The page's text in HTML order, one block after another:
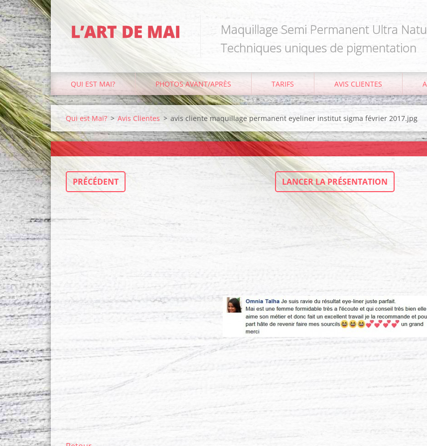
L’ART DE MAI
Maquillage Semi Permanent Ultra
Techniques uniques de pigmentation
QUI EST MAI? PHOTOS AVANT/APRÈS TARIFS AVIS CLIENTES
Qui est Mai? > Avis Clientes > avis cliente maquillage permanent eyeliner institut sigma février 2017.jpg
PRÉCÉDENT LANCER LA PRÉSENTATION